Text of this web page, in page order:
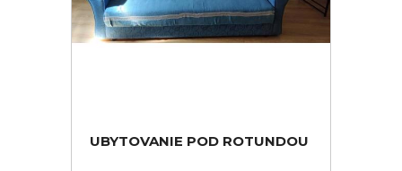
UBYTOVANIE POD ROTUNDOU